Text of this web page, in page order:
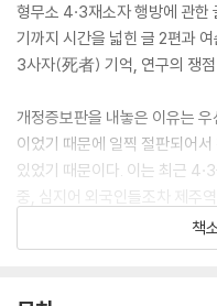
형무소 4·3재소자 행방에 관한
기까지 시간을 넓힌 글 2편과
3사자(死者) 기억, 연구의 쟁
개정증보판을 내놓은 이유는
이었기 때문에 일찍 절판되어
있었기 때문이다. 이는 최근
중, 심지어 외국인들조차 제주
책